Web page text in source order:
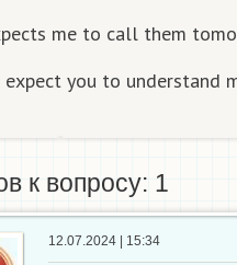
me to call them
expect you to understand
к вопросу: 1
12.07.2024 | 15:34